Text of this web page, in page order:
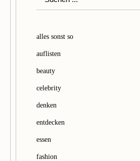
u
h
alles sonst so
auflisten
beauty
celebrity
denken
entdecken
essen
fashion